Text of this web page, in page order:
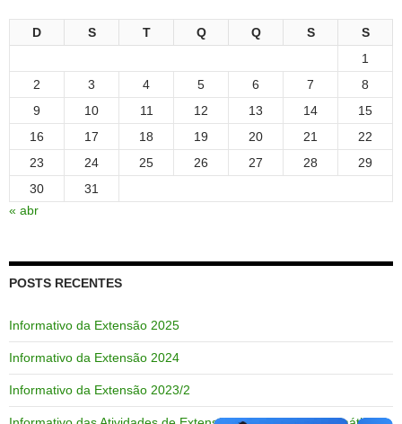
D S T Q Q S
S
1
2
3 4 5 6 7
8
9
10 11 12 13 14
15
16
17 18 19 20 21
22
23
24 25 26 27 28
29
30
31
« abr
POSTS RECENTES
Informativo da Extensão 2025
Informativo da Extensão 2024
Informativo da Extensão 2023/2